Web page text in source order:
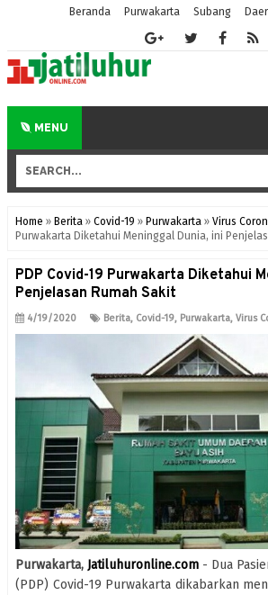
Beranda Purwakarta Subang
MENU
Home » Berita » Covid-19 » Purwakarta » Virus
Purwakarta Diketahui Meninggal Dunia, ini
PDP Covid-19 Purwakarta Diketahui
Penjelasan Rumah Sakit
4/19/2020 Berita, Covid-19, Purwakarta, Virus
Purwakarta, Jatiluhuronline.com - Dua
(PDP) Covid-19 Purwakarta dikabarkan